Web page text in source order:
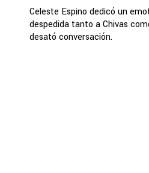
Celeste Espino dedicó un
despedida tanto a Chivas
desató conversación.